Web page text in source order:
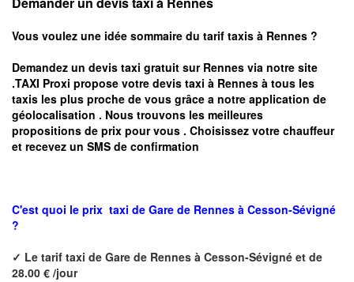
Vous voulez une idée sommaire du tarif taxis à Rennes ?
Demandez un devis taxi gratuit sur Rennes via notre site
.TAXI Proxi propose votre devis taxi à Rennes à tous les
taxis les plus proche de vous grâce a notre application de
géolocalisation . Nous trouvons les meilleures
propositions de prix pour vous . Choisissez votre chauffeur
et recevez un SMS de confirmation
C'est quoi le prix taxi de Gare de Rennes à Cesson-Sévigné
?
✓ Le tarif taxi de Gare de Rennes à Cesson-Sévigné et de
28.00 € /jour